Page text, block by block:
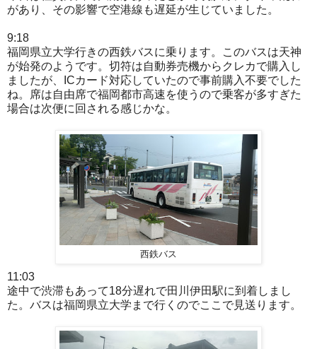
があり、その影響で空港線も遅延が生じていました。
9:18
福岡県立大学行きの西鉄バスに乗ります。このバスは天神
が始発のようです。切符は自動券売機からクレカで購入し
ましたが、ICカード対応していたので事前購入不要でした
ね。席は自由席で福岡都市高速を使うので乗客が多すぎた
場合は次便に回される感じかな。
西鉄バス
11:03
途中で渋滞もあって18分遅れで田川伊田駅に到着しまし
た。バスは福岡県立大学まで行くのでここで見送ります。